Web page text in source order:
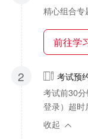
精心组合专
前往学
2
考试预
考试前30
登录）超时
收起